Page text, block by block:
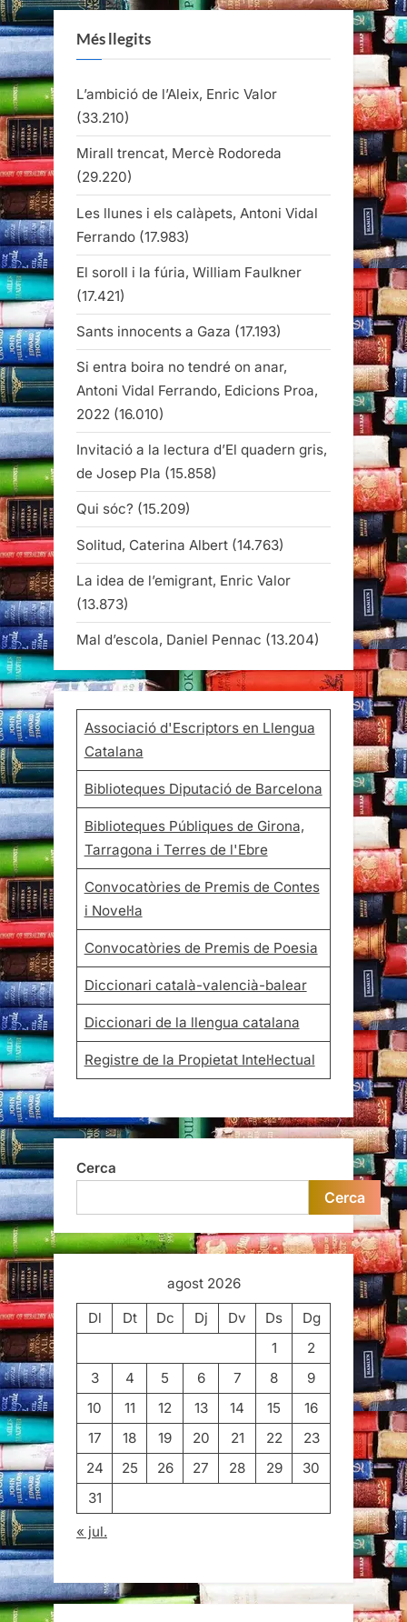
Més llegits
L’ambició de l’Aleix, Enric Valor
(33.210)
Mirall trencat, Mercè Rodoreda
(29.220)
Les llunes i els calàpets, Antoni Vidal
Ferrando (17.983)
El soroll i la fúria, William Faulkner
(17.421)
Sants innocents a Gaza (17.193)
Si entra boira no tendré on anar,
Antoni Vidal Ferrando, Edicions Proa,
2022 (16.010)
Invitació a la lectura d’El quadern gris,
de Josep Pla (15.858)
Qui sóc? (15.209)
Solitud, Caterina Albert (14.763)
La idea de l’emigrant, Enric Valor
(13.873)
Mal d’escola, Daniel Pennac (13.204)
Associació d'Escriptors en Llengua
Catalana
Biblioteques Diputació de Barcelona
Biblioteques Públiques de Girona,
Tarragona i Terres de l'Ebre
Convocatòries de Premis de Contes
i Novel·la
Convocatòries de Premis de Poesia
Diccionari català-valencià-balear
Diccionari de la llengua catalana
Registre de la Propietat Intel·lectual
Cerca
Cerca
agost 2026
Dl
Dt Dc Dj Dv Ds
Dg
1
2
3
4 5 6 7 8
9
10
11 12 13 14 15
16
17
18 19 20 21 22
23
24
25 26 27 28 29
30
31
« jul.